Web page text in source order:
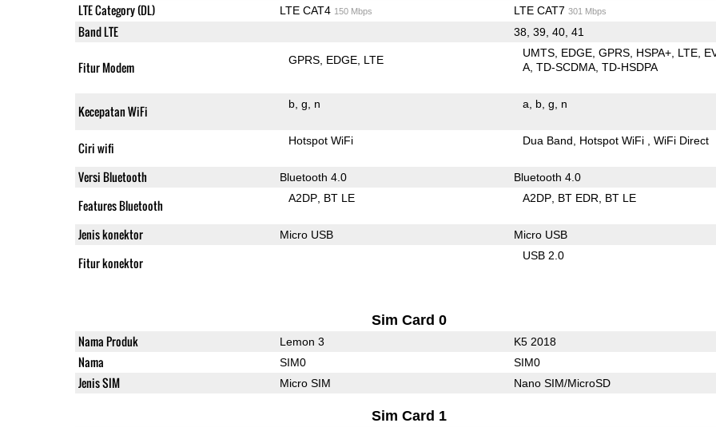
LTE Category (DL) LTE CAT4 150 Mbps LTE CAT7 301 Mbps
Band LTE 38, 39, 40, 41
Fitur Modem GPRS EDGE LTE
UMTS EDGE GPRS HSPA+ LTE
A TD-SCDMA TD-HSDPA
Kecepatan WiFi b g n a b g n
Ciri wifi Hotspot WiFi Dua Band Hotspot WiFi WiFi Direct
Versi Bluetooth Bluetooth 4.0 Bluetooth 4.0
Features Bluetooth A2DP BT LE A2DP BT EDR BT LE
Jenis konektor Micro USB Micro USB
Fitur konektor USB 2.0
Sim Card 0
Nama Produk Lemon 3 K5 2018
Nama SIM0 SIM0
Jenis SIM Micro SIM Nano SIM/MicroSD
Sim Card 1